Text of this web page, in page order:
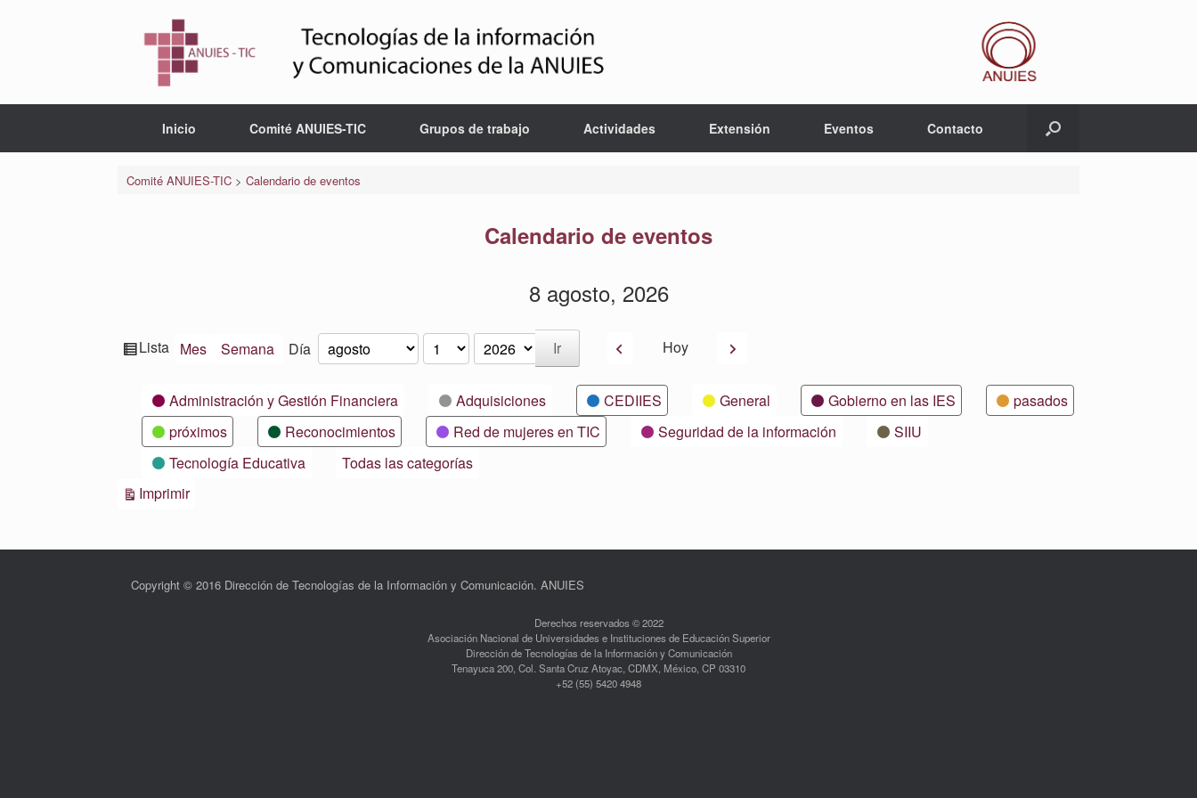
Inicio Comité ANUIES-TIC Grupos de trabajo Actividades Extensión Eventos Contacto
Comité ANUIES-TIC> Calendario de eventos
Calendario de eventos
8 agosto, 2026
Ver
Lista Mes Semana Día Mes
Día
Año AnteriorHoy Siguiente
CategoríasAdministración y Gestión Financiera Adquisiciones CEDIIES General Gobierno en las IES
pasados
próximos
Reconocimientos Red de mujeres en TIC Seguridad de la información
SIIU
Tecnología Educativa
Todas las categorías
ImprimirVistas
Copyright © 2016 Dirección de Tecnologías de la Información y Comunicación. ANUIES
Derechos reservados © 2022
Asociación Nacional de Universidades e Instituciones de Educación Superior
Dirección de Tecnologías de la Información y Comunicación
Tenayuca 200, Col. Santa Cruz Atoyac, CDMX, México, CP 03310
+52 (55) 5420 4948